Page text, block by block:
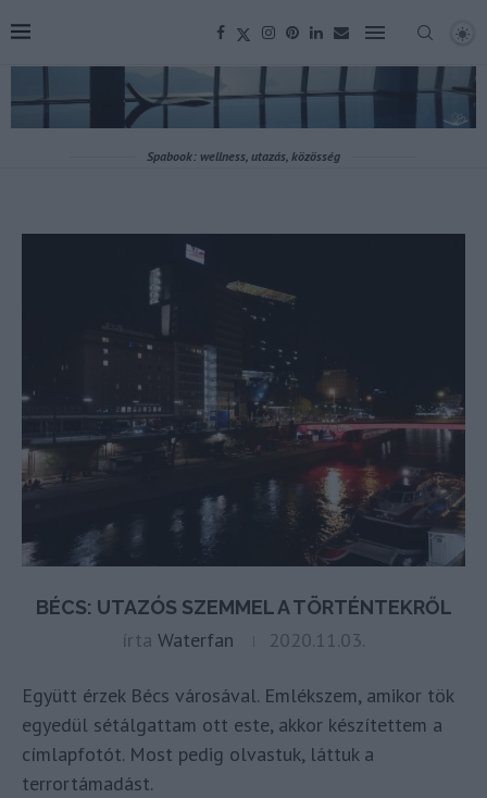
Spabook: wellness, utazás, közösség
BÉCS: UTAZÓS SZEMMEL A TÖRTÉNTEKRŐL
írta Waterfan 2020.11.03.
Együtt érzek Bécs városával. Emlékszem, amikor tök
egyedül sétálgattam ott este, akkor készítettem a
címlapfotót. Most pedig olvastuk, láttuk a
terrortámadást.